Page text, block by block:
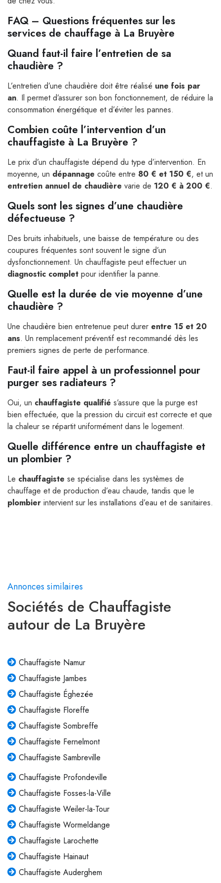
FAQ – Questions fréquentes sur les
services de chauffage à La Bruyère
Quand faut-il faire l’entretien de sa
chaudière ?
L’entretien d’une chaudière doit être réalisé une fois par
an. Il permet d’assurer son bon fonctionnement, de réduire la
consommation énergétique et d’éviter les pannes.
Combien coûte l’intervention d’un
chauffagiste à La Bruyère ?
Le prix d’un chauffagiste dépend du type d’intervention. En
moyenne, un dépannage coûte entre 80 € et 150 €, et un
entretien annuel de chaudière varie de 120 € à 200 €.
Quels sont les signes d’une chaudière
défectueuse ?
Des bruits inhabituels, une baisse de température ou des
coupures fréquentes sont souvent le signe d’un
dysfonctionnement. Un chauffagiste peut effectuer un
diagnostic complet pour identifier la panne.
Quelle est la durée de vie moyenne d’une
chaudière ?
Une chaudière bien entretenue peut durer entre 15 et 20
ans. Un remplacement préventif est recommandé dès les
premiers signes de perte de performance.
Faut-il faire appel à un professionnel pour
purger ses radiateurs ?
Oui, un chauffagiste qualifié s’assure que la purge est
bien effectuée, que la pression du circuit est correcte et que
la chaleur se répartit uniformément dans le logement.
Quelle différence entre un chauffagiste et
un plombier ?
Le chauffagiste se spécialise dans les systèmes de
chauffage et de production d’eau chaude, tandis que le
plombier intervient sur les installations d’eau et de sanitaires.
Annonces similaires
Sociétés de Chauffagiste
autour de La Bruyère
Chauffagiste Namur
Chauffagiste Jambes
Chauffagiste Éghezée
Chauffagiste Floreffe
Chauffagiste Sombreffe
Chauffagiste Fernelmont
Chauffagiste Sambreville
Chauffagiste Profondeville
Chauffagiste Fosses-la-Ville
Chauffagiste Weiler-la-Tour
Chauffagiste Wormeldange
Chauffagiste Larochette
Chauffagiste Hainaut
Chauffagiste Auderghem